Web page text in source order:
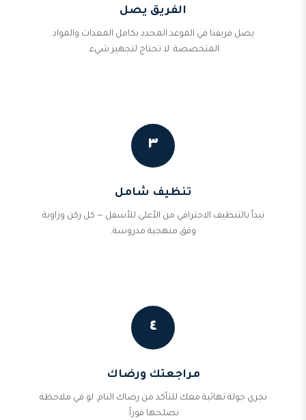
الفريق يصل
يصل فريقنا في الموعد المحدد بكامل المعدات والمواد
المتخصصة. لا تحتاج لتجهيز شيء.
٣
تنظيف شامل
نبدأ بالتنظيف الاحترافي من الأعلى للأسفل — كل ركن وزاوية
وفق منهجية مدروسة.
٤
مراجعتك ورضاك
نجري جولة نهائية معك للتأكد من رضاك التام. لو في ملاحظة
نصلحها فوراً.